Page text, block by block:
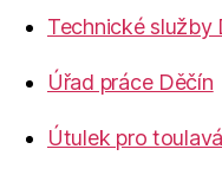
Technické služby
Úřad práce Děčín
Útulek pro